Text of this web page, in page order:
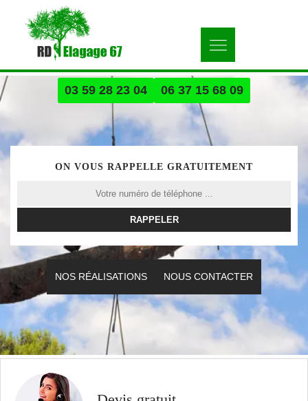
03 59 28 23 04 06 37 15 68 09
ON VOUS RAPPELLE GRATUITEMENT
NOS RÉALISATIONS NOUS CONTACTER